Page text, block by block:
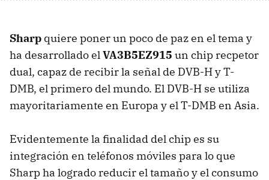
Sharp quiere poner un poco de paz en el tema y
ha desarrollado elVA3B5EZ915 un chip recpetor
dual, capaz de recibir la señal de DVB-H y T-
DMB, el primero del mundo. El DVB-H se utiliza
mayoritariamente en Europa y el T-DMB en Asia.
Evidentemente la finalidad del chip es su
integración en teléfonos móviles para lo que
Sharp ha logrado reducir el tamaño y el consumo